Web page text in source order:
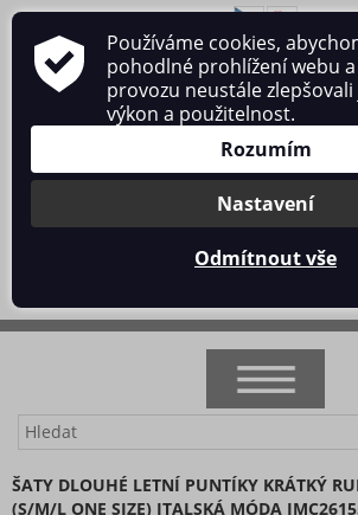
O nás Obchodní podmínky
Kontakt
Přihlásit se/
NOVINKY
AKCE
ŠATY DLOUHÉ LETNÍ PUNTÍKY KRÁTKÝ
(S/M/L ONE SIZE) ITALSKÁ MÓDA
Používáme cookies,
pohodlné prohlížení webu
provozu neustále
výkon a použitelnost.
Rozumím
Nastavení
Odmítnout vše